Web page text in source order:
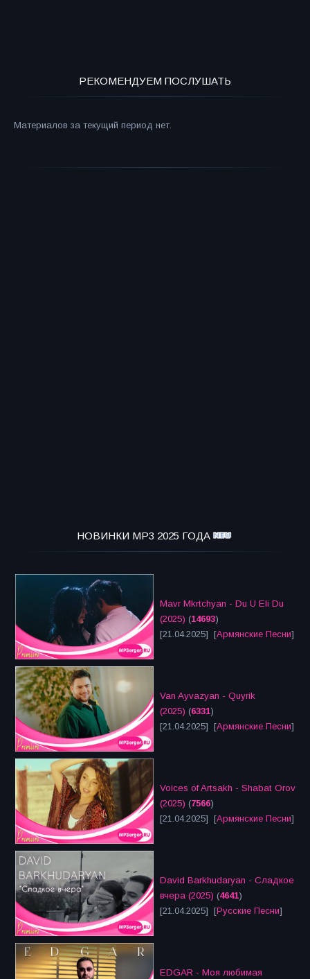
РЕКОМЕНДУЕМ ПОСЛУШАТЬ
Материалов за текущий период нет.
НОВИНКИ MP3 2025 ГОДА
Mavr Mkrtchyan - Du U Eli Du
(2025) (14693)
[21.04.2025] [Армянские Песни]
Van Ayvazyan - Quyrik
(2025) (6331)
[21.04.2025] [Армянские Песни]
Voices of Artsakh - Shabat Orov
(2025) (7566)
[21.04.2025] [Армянские Песни]
David Barkhudaryan - Сладкое
вчера (2025) (4641)
[21.04.2025] [Русские Песни]
EDGAR - Моя любимая